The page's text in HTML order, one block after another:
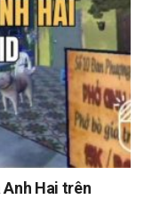
Hai trên